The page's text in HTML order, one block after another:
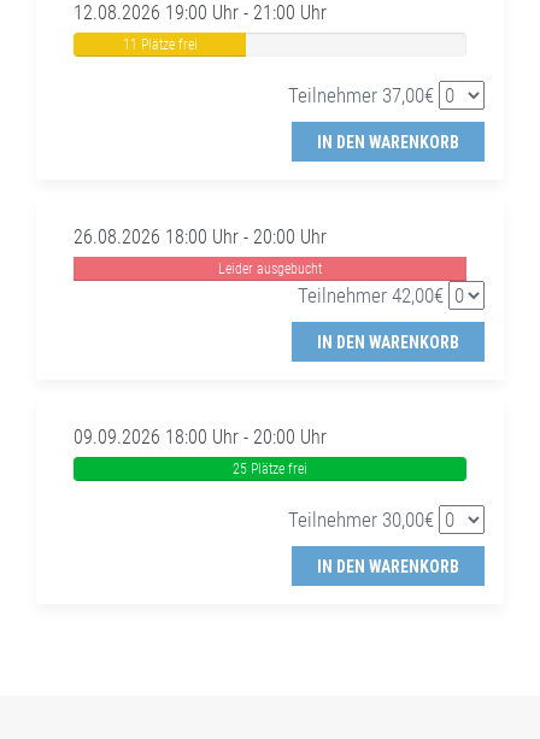
12.08.2026 19:00 Uhr - 21:00 Uhr
11 Plätze frei
Teilnehmer 37,00€
IN DEN WARENKORB
26.08.2026 18:00 Uhr - 20:00 Uhr
Leider ausgebucht
Teilnehmer 42,00€
IN DEN WARENKORB
09.09.2026 18:00 Uhr - 20:00 Uhr
25 Plätze frei
Teilnehmer 30,00€
IN DEN WARENKORB